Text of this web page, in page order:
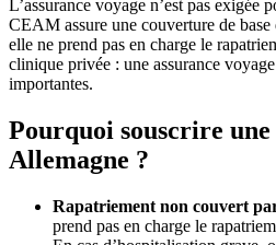
L’assurance voyage n’est pas exigée
CEAM assure une couverture de
elle ne prend pas en charge le
clinique privée : une assurance
importantes.
Pourquoi souscrire une
Allemagne ?
Rapatriement non couvert
prend pas en charge le